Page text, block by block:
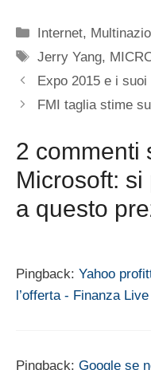
Categorie
Internet,
Tag
Jerry Yang,
Expo 2015 e i
FMI taglia stime
2 commenti
Microsoft:
a questo
Pingback: Yahoo
l’offerta - Finanza Live
Pingback: Google se